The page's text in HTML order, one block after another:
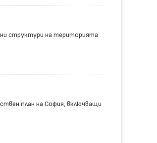
структури на територията
план на София, включващи